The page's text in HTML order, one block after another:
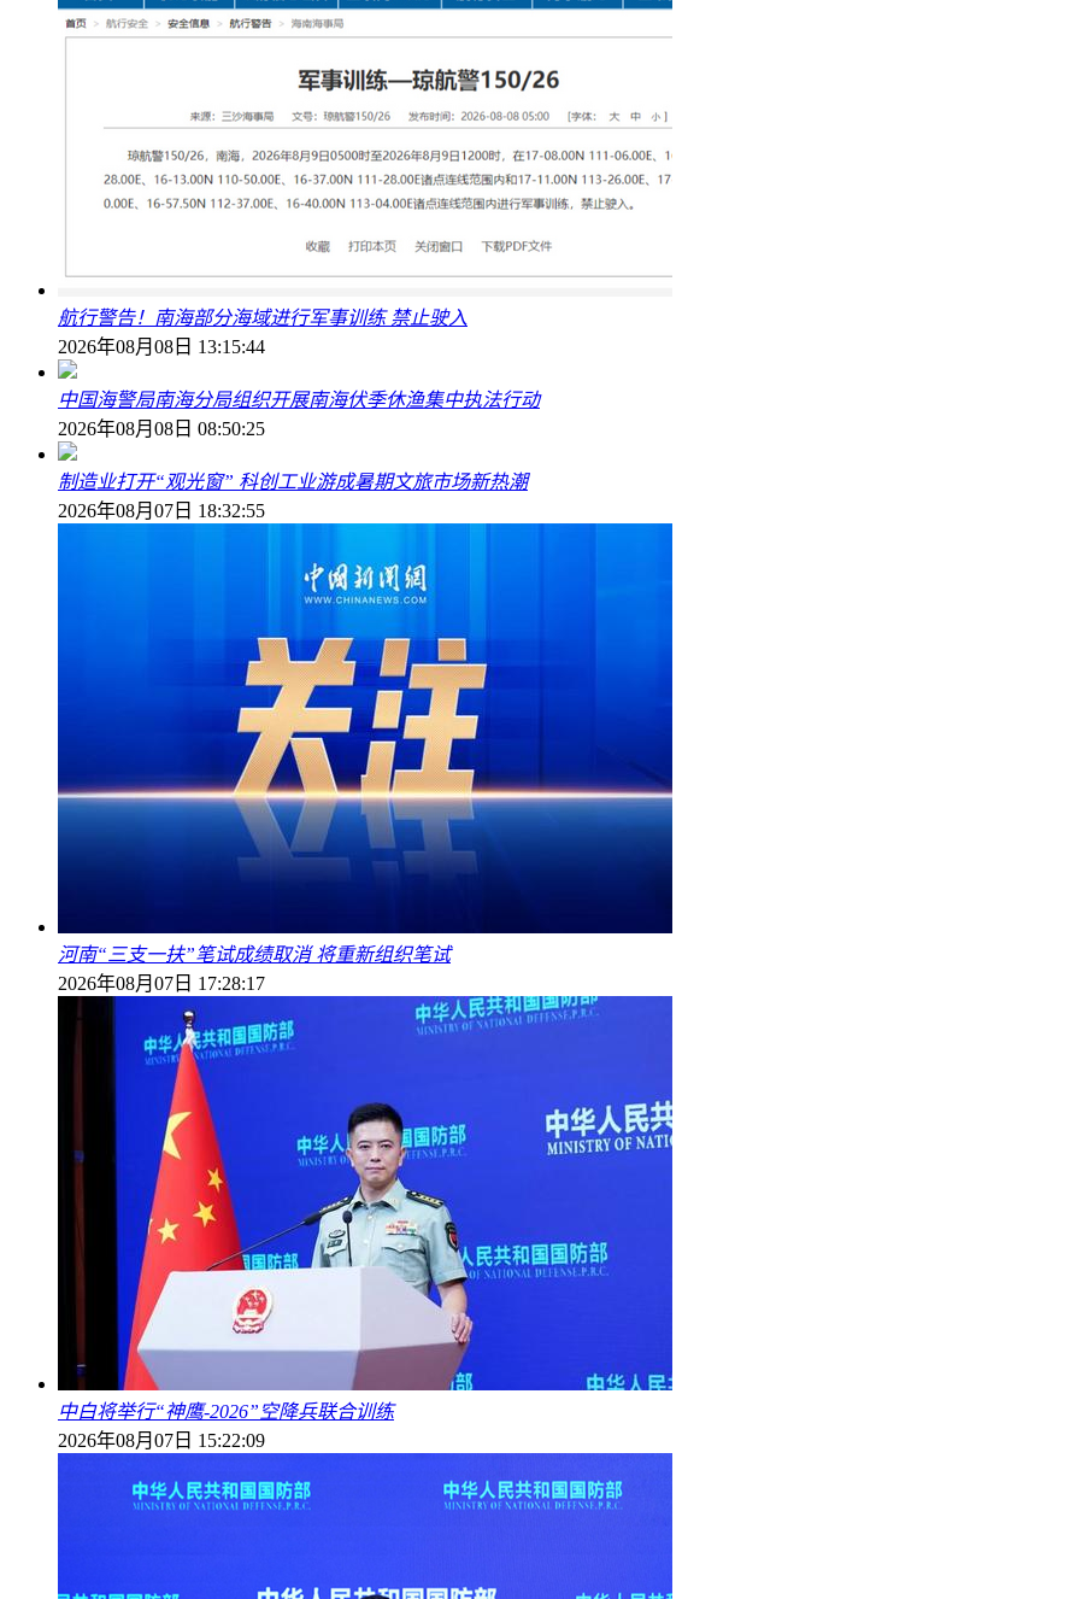
航行警告！南海部分海域进行军事训练 禁止驶入
2026年08月08日 13:15:44
中国海警局南海分局组织开展南海伏季休渔集中执法行动
2026年08月08日 08:50:25
制造业打开“观光窗” 科创工业游成暑期文旅市场新热潮
2026年08月07日 18:32:55
河南“三支一扶”笔试成绩取消 将重新组织笔试
2026年08月07日 17:28:17
中白将举行“神鹰-2026”空降兵联合训练
2026年08月07日 15:22:09